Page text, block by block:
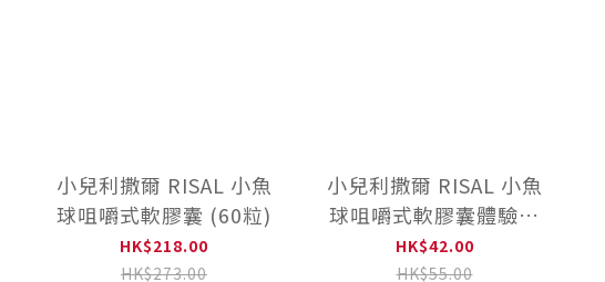
小兒利撒爾 RISAL 小魚
球咀嚼式軟膠囊 (60粒)
HK$218.00
HK$273.00
小兒利撒爾 RISAL 小魚
球咀嚼式軟膠囊體驗包
(10粒)
HK$42.00
HK$55.00